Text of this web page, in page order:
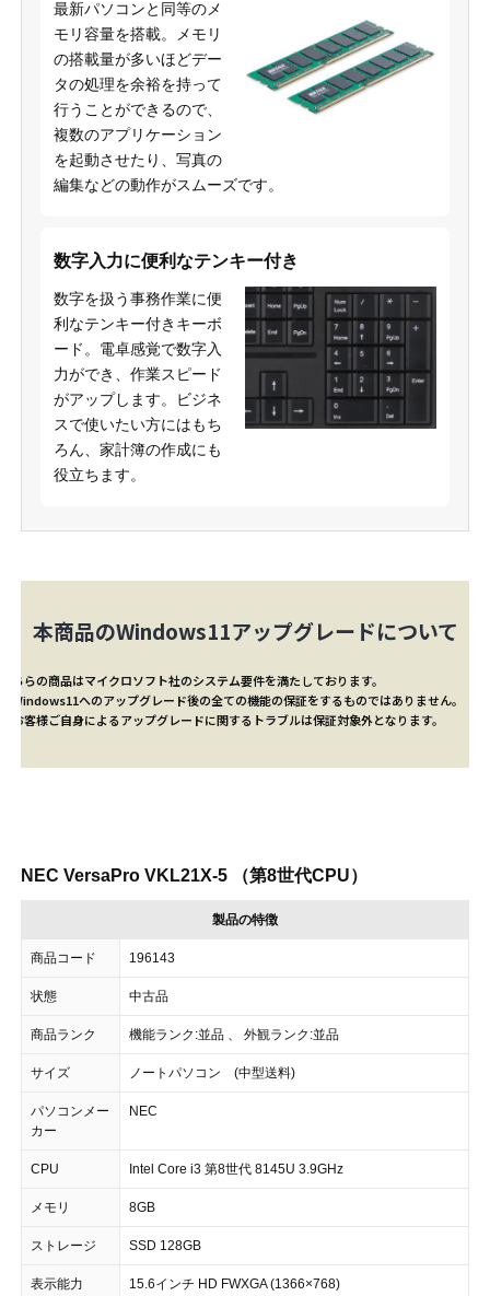
最新パソコンと同等のメ
モリ容量を搭載。メモリ
の搭載量が多いほどデー
タの処理を余裕を持って
行うことができるので、
複数のアプリケーション
を起動させたり、写真の
編集などの動作がスムーズです。
数字入力に便利なテンキー付き
数字を扱う事務作業に便
利なテンキー付きキーボ
ード。電卓感覚で数字入
力ができ、作業スピード
がアップします。ビジネ
スで使いたい方にはもち
ろん、家計簿の作成にも
役立ちます。
本商品のWindows11アップグレードについて
こちらの商品はマイクロソフト社のシステム要件を満たしております。
※Windows11へのアップグレード後の全ての機能の保証をするものではありません。
※お客様ご自身によるアップグレードに関するトラブルは保証対象外となります。
NEC VersaPro VKL21X-5 （第8世代CPU）
製品の特徴
商品コード 196143
状態 中古品
商品ランク 機能ランク:並品 、 外観ランク:並品
サイズ ノートパソコン (中型送料)
パソコンメー
カー
NEC
CPU Intel Core i3 第8世代 8145U 3.9GHz
メモリ 8GB
ストレージ SSD 128GB
表示能力 15.6インチ HD FWXGA (1366×768)